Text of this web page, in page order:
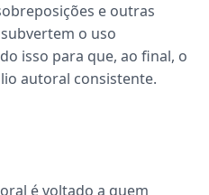
e outras
o uso
isso para que, ao final, o
autoral consistente.
é voltado a quem